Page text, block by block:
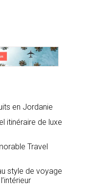
en Jordanie
itinéraire de luxe
Travel
style de voyage